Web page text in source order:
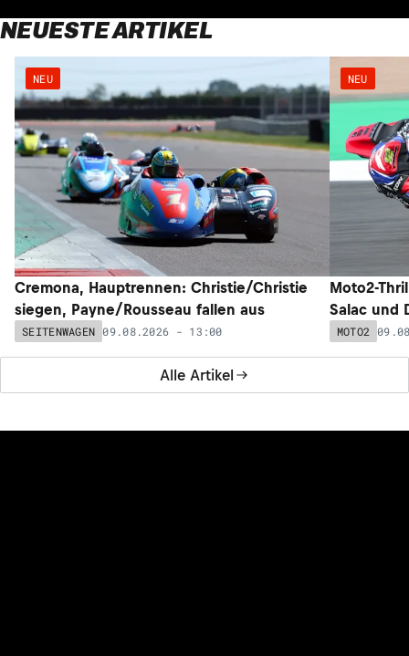
NEUESTE ARTIKEL
Alle Artikel
NEU
Cremona, Hauptrennen: Christie/Christie
siegen, Payne/Rousseau fallen aus
SEITENWAGEN 09.08.2026 - 13:00
NEU
Moto2-
Salac und
MOTO2